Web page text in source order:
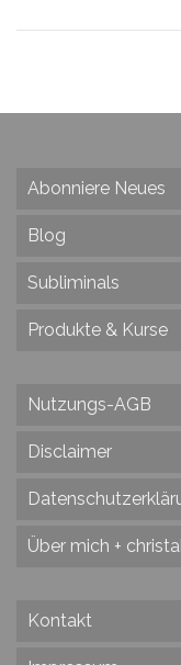
Abonniere Neues
Blog
Subliminals
Produkte & Kurse
Nutzungs-AGB
Disclaimer
Über mich +
Kontakt